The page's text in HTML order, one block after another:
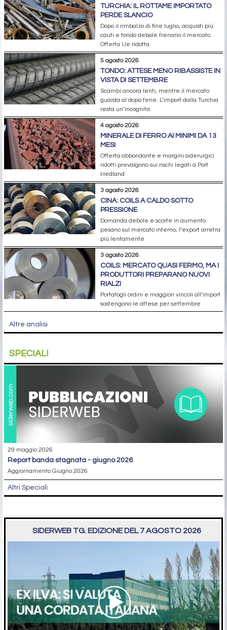
TURCHIA: IL ROTTAME IMPORTATO
PERDE SLANCIO
Dopo il rimbalzo di fine luglio, acquisti più
cauti e tondo debole frenano il mercato.
Offerta Ue ridotta
5 agosto 2026
TONDO: ATTESE MENO RIBASSISTE IN
VISTA DI SETTEMBRE
Scambi ancora lenti, mentre il mercato
guarda al dopo ferie. L’import dalla Turchia
resta un’incognita
4 agosto 2026
MINERALE DI FERRO AI MINIMI DA 13
MESI
Offerta abbondante e margini siderurgici
ridotti prevalgono sui rischi legati a Port
Hedland
3 agosto 2026
CINA: COILS A CALDO SOTTO
PRESSIONE
Domanda debole e scorte in aumento
pesano sul mercato interno; l’export arretra
più lentamente
3 agosto 2026
COILS: MERCATO QUASI FERMO, MA I
PRODUTTORI PREPARANO NUOVI
RIALZI
Portafogli ordini e maggiori vincoli all’import
sostengono le attese per settembre
Altre analisi
SPECIALI
29 maggio 2026
report banda stagnata - giugno 2026
Aggiornamento Giugno 2026
Altri Speciali
SIDERWEB TG. EDIZIONE DEL 7 AGOSTO 2026